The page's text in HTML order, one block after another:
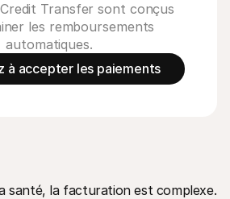
Transfer sont conçus
les remboursements
automatiques.
à accepter les paiements
santé, la facturation est complexe.